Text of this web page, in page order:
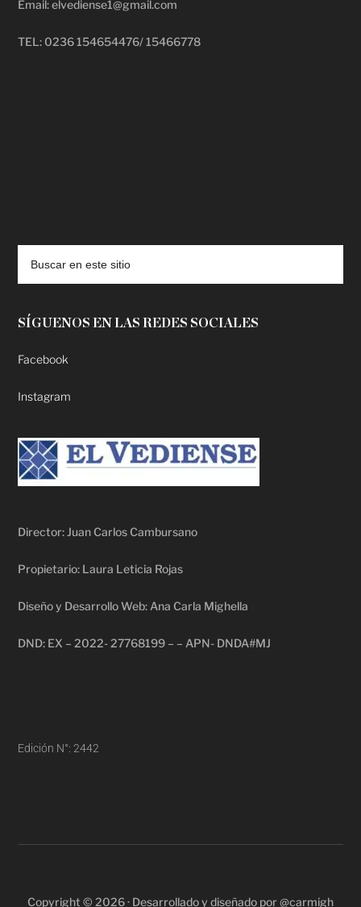
Email: elvediense1@gmail.com
TEL: 0236 154654476/ 15466778
SÍGUENOS EN LAS REDES SOCIALES
Facebook
Instagram
Director: Juan Carlos Cambursano
Propietario: Laura Leticia Rojas
Diseño y Desarrollo Web: Ana Carla Mighella
DND: EX – 2022- 27768199 – – APN- DNDA#MJ
Edición N°: 2442
Copyright © 2026 · Desarrollado y diseñado por @carmigh